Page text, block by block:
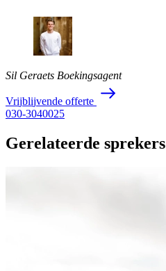
Sil Geraets Boekingsagent
Vrijblijvende offerte
030-3040025
Gerelateerde sprekers